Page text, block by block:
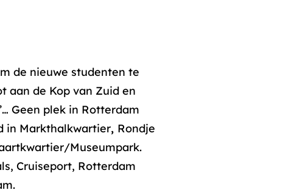
de nieuwe studenten te
aan de Kop van Zuid en
Geen plek in Rotterdam
in Markthalkwartier, Rondje
Museumpark.
Cruiseport, Rotterdam